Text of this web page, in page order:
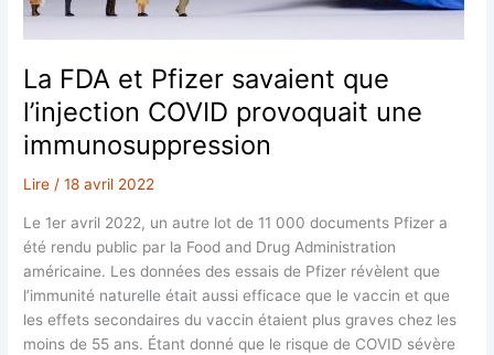
La FDA et Pfizer savaient que
l’injection COVID provoquait une
immunosuppression
Lire /18 avril 2022
Le 1er avril 2022, un autre lot de 11 000 documents Pfizer a
été rendu public par la Food and Drug Administration
américaine. Les données des essais de Pfizer révèlent que
l’immunité naturelle était aussi efficace que le vaccin et que
les effets secondaires du vaccin étaient plus graves chez les
moins de 55 ans. Étant donné que le risque de COVID sévère